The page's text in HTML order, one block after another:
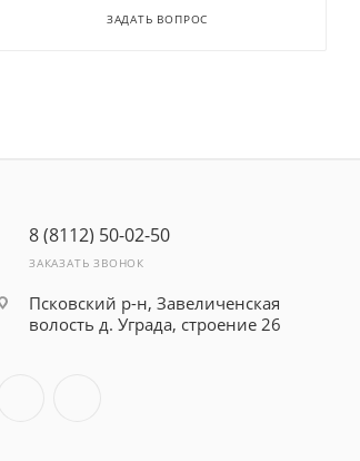
ЗАДАТЬ ВОПРОС
8 (8112) 50-02-50
ЗАКАЗАТЬ ЗВОНОК
Псковский р-н, Завеличенская
волость д. Уграда, строение 26